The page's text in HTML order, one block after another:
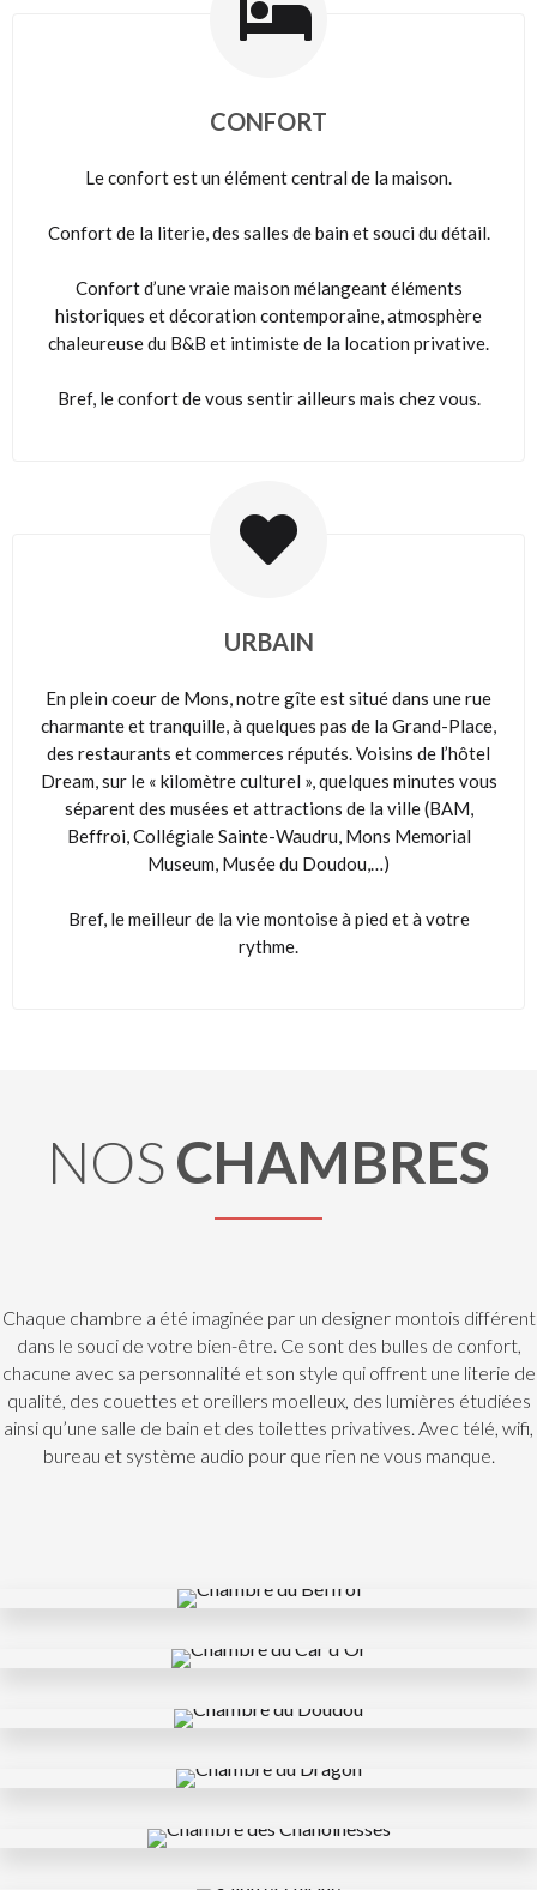
CONFORT
Le confort est un élément central de la maison.
Confort de la literie, des salles de bain et souci du détail.
Confort d’une vraie maison mélangeant éléments
historiques et décoration contemporaine, atmosphère
chaleureuse du B&B et intimiste de la location privative.
Bref, le confort de vous sentir ailleurs mais chez vous.
URBAIN
En plein coeur de Mons, notre gîte est situé dans une rue
charmante et tranquille, à quelques pas de la Grand-Place,
des restaurants et commerces réputés. Voisins de l’hôtel
Dream, sur le « kilomètre culturel », quelques minutes vous
séparent des musées et attractions de la ville (BAM,
Beffroi, Collégiale Sainte-Waudru, Mons Memorial
Museum, Musée du Doudou,…)
Bref, le meilleur de la vie montoise à pied et à votre
rythme.
NOSCHAMBRES
Chaque chambre a été imaginée par un designer montois différent
dans le souci de votre bien-être. Ce sont des bulles de confort,
chacune avec sa personnalité et son style qui offrent une literie de
qualité, des couettes et oreillers moelleux, des lumières étudiées
ainsi qu’une salle de bain et des toilettes privatives. Avec télé, wifi,
bureau et système audio pour que rien ne vous manque.